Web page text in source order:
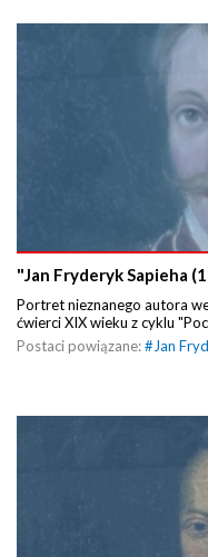
"Jan Fryderyk Sapieha
Portret nieznanego autora
ćwierci XIX wieku z cyklu
Postaci powiązane:# Jan